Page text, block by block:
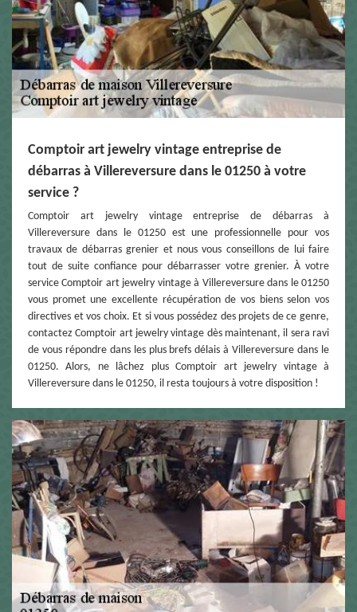
Comptoir art jewelry vintage entreprise de
débarras à Villereversure dans le 01250 à votre
service ?
Comptoir art jewelry vintage entreprise de débarras à
Villereversure dans le 01250 est une professionnelle pour vos
travaux de débarras grenier et nous vous conseillons de lui faire
tout de suite confiance pour débarrasser votre grenier. À votre
service Comptoir art jewelry vintage à Villereversure dans le 01250
vous promet une excellente récupération de vos biens selon vos
directives et vos choix. Et si vous possédez des projets de ce genre,
contactez Comptoir art jewelry vintage dès maintenant, il sera ravi
de vous répondre dans les plus brefs délais à Villereversure dans le
01250. Alors, ne lâchez plus Comptoir art jewelry vintage à
Villereversure dans le 01250, il resta toujours à votre disposition !